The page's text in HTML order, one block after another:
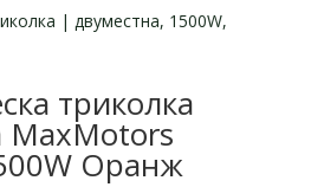
триколка
MaxMotors
Оранж